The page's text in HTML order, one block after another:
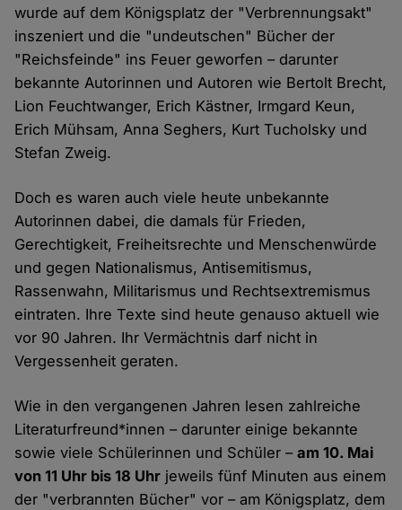
wurde auf dem Königsplatz der "Verbrennungsakt"
inszeniert und die "undeutschen" Bücher der
"Reichsfeinde" ins Feuer geworfen – darunter
bekannte Autorinnen und Autoren wie Bertolt Brecht,
Lion Feuchtwanger, Erich Kästner, Irmgard Keun,
Erich Mühsam, Anna Seghers, Kurt Tucholsky und
Stefan Zweig.
Doch es waren auch viele heute unbekannte
Autorinnen dabei, die damals für Frieden,
Gerechtigkeit, Freiheitsrechte und Menschenwürde
und gegen Nationalismus, Antisemitismus,
Rassenwahn, Militarismus und Rechtsextremismus
eintraten. Ihre Texte sind heute genauso aktuell wie
vor 90 Jahren. Ihr Vermächtnis darf nicht in
Vergessenheit geraten.
Wie in den vergangenen Jahren lesen zahlreiche
Literaturfreund*innen – darunter einige bekannte
sowie viele Schülerinnen und Schüler –am 10. Mai
von 11 Uhr bis 18 Uhr jeweils fünf Minuten aus einem
der "verbrannten Bücher" vor – am Königsplatz, dem